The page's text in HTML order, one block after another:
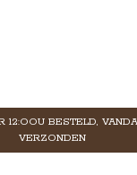
12:OOU BESTELD,
VERZONDEN